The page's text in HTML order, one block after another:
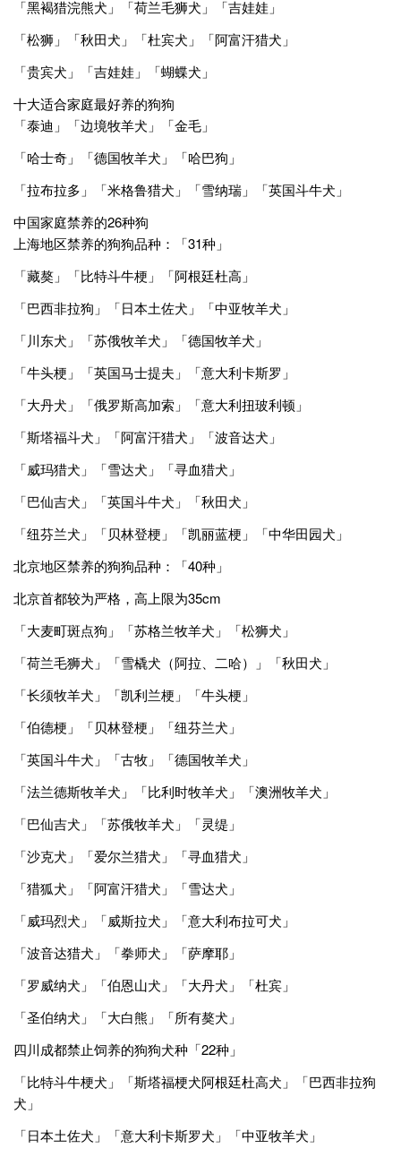
「黑褐猎浣熊犬」「荷兰毛狮犬」「吉娃娃」
「松狮」「秋田犬」「杜宾犬」「阿富汗猎犬」
「贵宾犬」「吉娃娃」「蝴蝶犬」
十大适合家庭最好养的狗狗
「泰迪」「边境牧羊犬」「金毛」
「哈士奇」「德国牧羊犬」「哈巴狗」
「拉布拉多」「米格鲁猎犬」「雪纳瑞」「英国斗牛犬」
中国家庭禁养的26种狗
上海地区禁养的狗狗品种：「31种」
「藏獒」「比特斗牛梗」「阿根廷杜高」
「巴西非拉狗」「日本土佐犬」「中亚牧羊犬」
「川东犬」「苏俄牧羊犬」「德国牧羊犬」
「牛头梗」「英国马士提夫」「意大利卡斯罗」
「大丹犬」「俄罗斯高加索」「意大利扭玻利顿」
「斯塔福斗犬」「阿富汗猎犬」「波音达犬」
「威玛猎犬」「雪达犬」「寻血猎犬」
「巴仙吉犬」「英国斗牛犬」「秋田犬」
「纽芬兰犬」「贝林登梗」「凯丽蓝梗」「中华田园犬」
北京地区禁养的狗狗品种：「40种」
北京首都较为严格，高上限为35cm
「大麦町斑点狗」「苏格兰牧羊犬」「松狮犬」
「荷兰毛狮犬」「雪橇犬（阿拉、二哈）」「秋田犬」
「长须牧羊犬」「凯利兰梗」「牛头梗」
「伯德梗」「贝林登梗」「纽芬兰犬」
「英国斗牛犬」「古牧」「德国牧羊犬」
「法兰德斯牧羊犬」「比利时牧羊犬」「澳洲牧羊犬」
「巴仙吉犬」「苏俄牧羊犬」「灵缇」
「沙克犬」「爱尔兰猎犬」「寻血猎犬」
「猎狐犬」「阿富汗猎犬」「雪达犬」
「威玛烈犬」「威斯拉犬」「意大利布拉可犬」
「波音达猎犬」「拳师犬」「萨摩耶」
「罗威纳犬」「伯恩山犬」「大丹犬」「杜宾」
「圣伯纳犬」「大白熊」「所有獒犬」
四川成都禁止饲养的狗狗犬种「22种」
「比特斗牛梗犬」「斯塔福梗犬阿根廷杜高犬」「巴西非拉狗
犬」
「日本土佐犬」「意大利卡斯罗犬」「中亚牧羊犬」